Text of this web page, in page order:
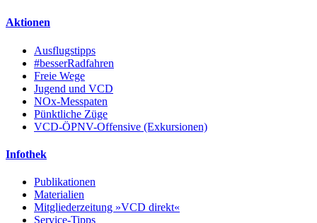
Aktionen
Ausflugstipps
#besserRadfahren
Freie Wege
Jugend und VCD
NOx-Messpaten
Pünktliche Züge
VCD-ÖPNV-Offensive (Exkursionen)
Infothek
Publikationen
Materialien
Mitgliederzeitung »VCD direkt«
Service-Tipps